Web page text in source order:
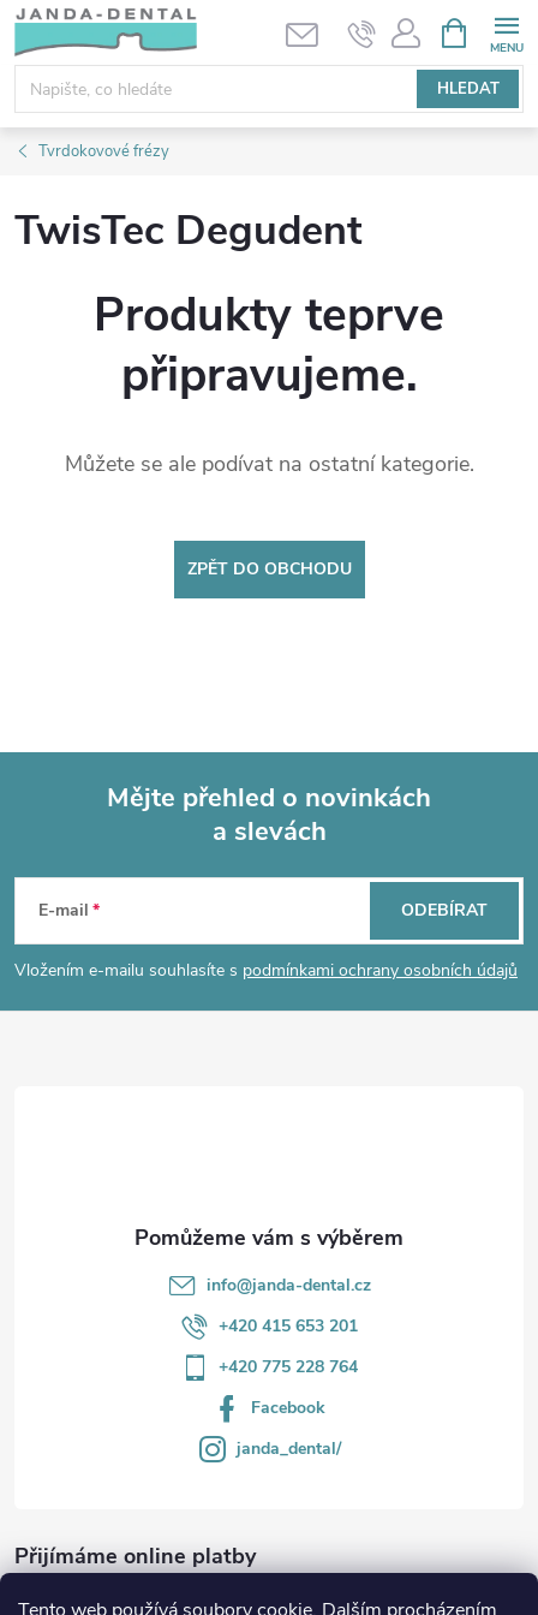
Přejít
obsah
HLEDAT
NÁKUPNÍ
KOŠÍK
Tvrdokovové frézy
TwisTec Degudent
Produkty teprve
připravujeme.
Můžete se ale podívat na ostatní kategorie.
ZPĚT DO OBCHODU
p
Mějte přehled o novinkách
a slevách
E-mail
Vložením e-mailu souhlasíte s podmínkami ochrany osobních údajů
ODEBÍRAT
info@janda-dental.cz
+420 415 653 201
+420 775 228 764
Facebook
janda_dental/
Přijímáme online platby